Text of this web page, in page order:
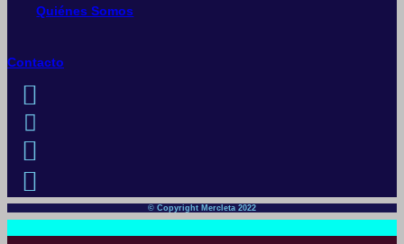
Quiénes Somos
Contacto
© Copyright Mercleta 2022